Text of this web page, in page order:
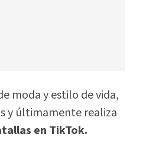
moda y estilo de vida,
y últimamente realiza
en TikTok.